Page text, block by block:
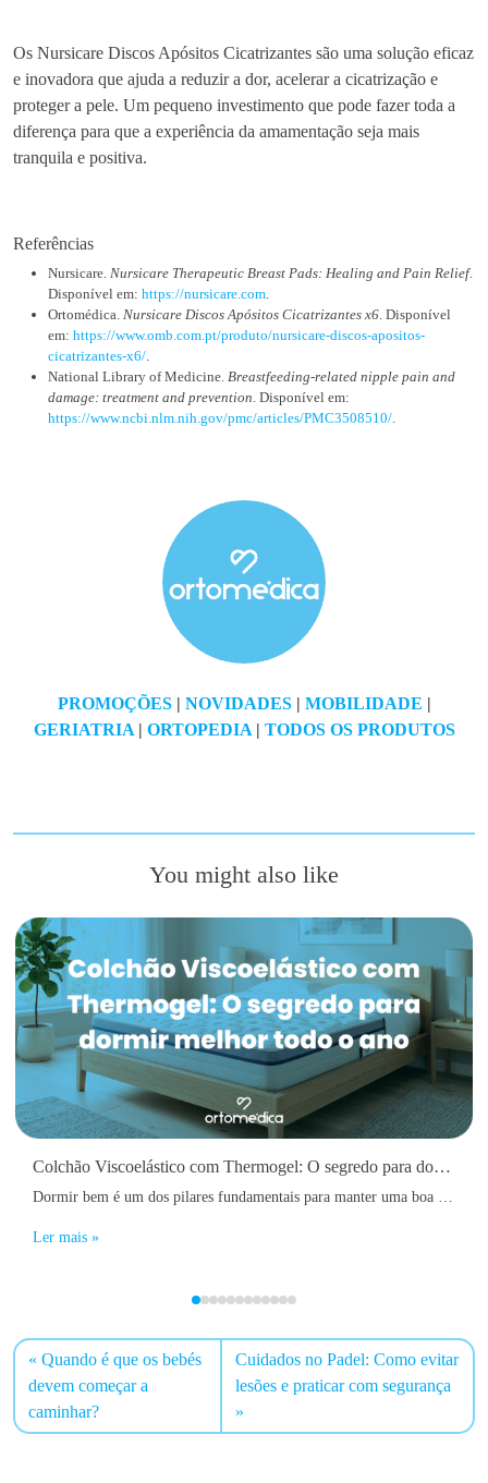
Os Nursicare Discos Apósitos Cicatrizantes são uma solução eficaz
e inovadora que ajuda a reduzir a dor, acelerar a cicatrização e
proteger a pele. Um pequeno investimento que pode fazer toda a
diferença para que a experiência da amamentação seja mais
tranquila e positiva.
Referências
Nursicare. Nursicare Therapeutic Breast Pads: Healing and Pain Relief.
Disponível em: https://nursicare.com
Ortomédica. Nursicare Discos Apósitos Cicatrizantes x6 . Disponível
em: https://www.omb.com.pt/produto/nursicare-discos-apositos-
cicatrizantes-x6/
National Library of Medicine. Breastfeeding-related nipple pain and
damage: treatment and prevention . Disponível em:
https://www.ncbi.nlm.nih.gov/pmc/articles/PMC3508510/
PROMOÇÕES| NOVIDADES| MOBILIDADE |
GERIATRIA| ORTOPEDIA| TODOS OS PRODUTOS
You might also like
Colchão Viscoelástico com Thermogel: O segredo para dormir melhor todo o ano
Dormir bem é um dos pilares fundamentais para manter uma boa saúde física e mental. No entanto, muitas pessoas acordam diariamente com dores nas costas, sensação de cansaço, rigidez muscular ou até dificuldades em adormecer devido ao calor acumulado durante a noite.
Ler mais »
Quando é que os bebés
devem começar a
caminhar?
Cuidados no Padel: Como evitar
lesões e praticar com segurança